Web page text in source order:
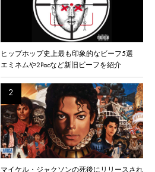
ヒップホップ史上最も印象的なビーフ5選
エミネムや2Pacなど新旧ビーフを紹介
マイケル・ジャクソンの死後にリリースされ